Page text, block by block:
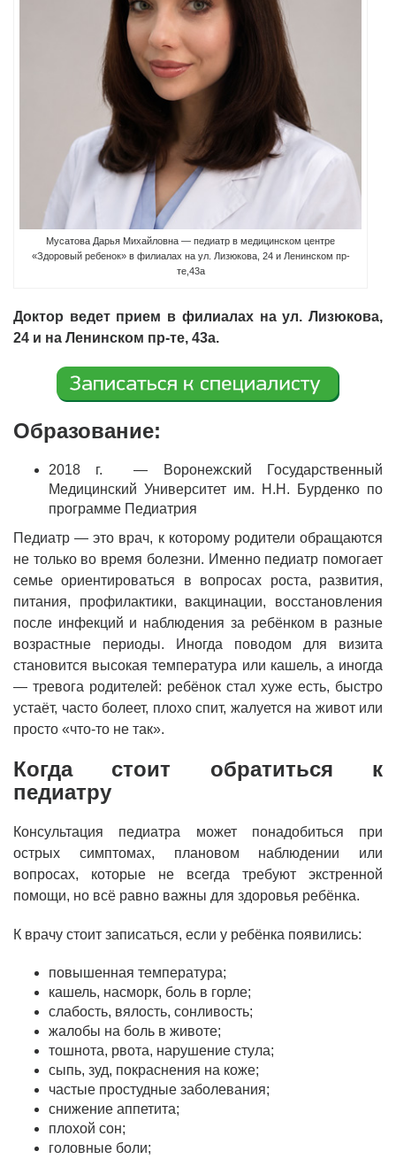
Мусатова Дарья Михайловна — педиатр в медицинском центре
«Здоровый ребенок» в филиалах на ул. Лизюкова, 24 и Ленинском пр-
те,43а
Доктор ведет прием в филиалах на ул. Лизюкова,
24 и на Ленинском пр-те, 43а.
Образование:
2018 г. — Воронежский Государственный
Медицинский Университет им. Н.Н. Бурденко по
программе Педиатрия
Педиатр — это врач, к которому родители обращаются
не только во время болезни. Именно педиатр помогает
семье ориентироваться в вопросах роста, развития,
питания, профилактики, вакцинации, восстановления
после инфекций и наблюдения за ребёнком в разные
возрастные периоды. Иногда поводом для визита
становится высокая температура или кашель, а иногда
— тревога родителей: ребёнок стал хуже есть, быстро
устаёт, часто болеет, плохо спит, жалуется на живот или
просто «что-то не так».
Когда стоит обратиться к
педиатру
Консультация педиатра может понадобиться при
острых симптомах, плановом наблюдении или
вопросах, которые не всегда требуют экстренной
помощи, но всё равно важны для здоровья ребёнка.
К врачу стоит записаться, если у ребёнка появились:
повышенная температура;
кашель, насморк, боль в горле;
слабость, вялость, сонливость;
жалобы на боль в животе;
тошнота, рвота, нарушение стула;
сыпь, зуд, покраснения на коже;
частые простудные заболевания;
снижение аппетита;
плохой сон;
головные боли;